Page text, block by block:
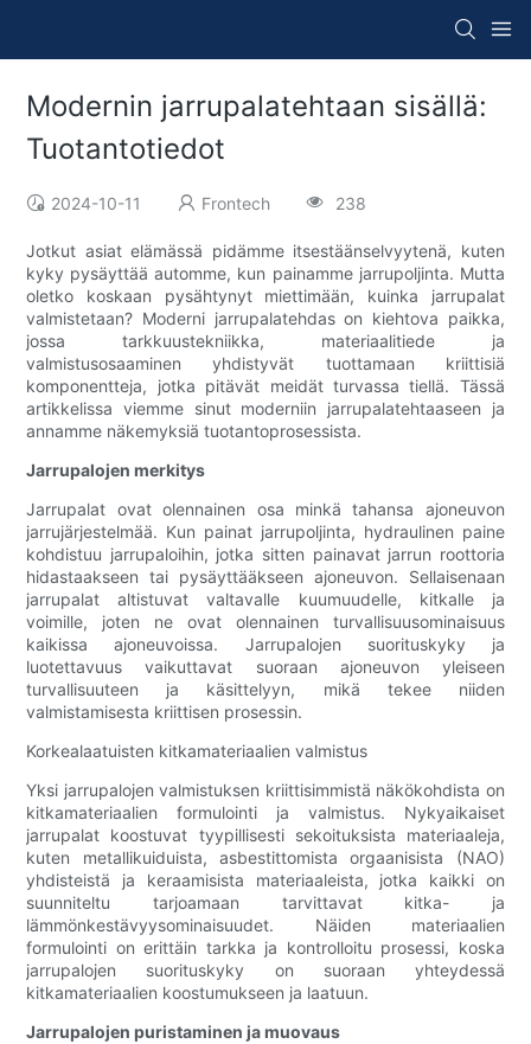
Modernin jarrupalatehtaan sisällä:
Tuotantotiedot
2024-10-11 Frontech 238
Jotkut asiat elämässä pidämme itsestäänselvyytenä, kuten
kyky pysäyttää automme, kun painamme jarrupoljinta. Mutta
oletko koskaan pysähtynyt miettimään, kuinka jarrupalat
valmistetaan? Moderni jarrupalatehdas on kiehtova paikka,
jossa tarkkuustekniikka, materiaalitiede ja
valmistusosaaminen yhdistyvät tuottamaan kriittisiä
komponentteja, jotka pitävät meidät turvassa tiellä. Tässä
artikkelissa viemme sinut moderniin jarrupalatehtaaseen ja
annamme näkemyksiä tuotantoprosessista.
Jarrupalojen merkitys
Jarrupalat ovat olennainen osa minkä tahansa ajoneuvon
jarrujärjestelmää. Kun painat jarrupoljinta, hydraulinen paine
kohdistuu jarrupaloihin, jotka sitten painavat jarrun roottoria
hidastaakseen tai pysäyttääkseen ajoneuvon. Sellaisenaan
jarrupalat altistuvat valtavalle kuumuudelle, kitkalle ja
voimille, joten ne ovat olennainen turvallisuusominaisuus
kaikissa ajoneuvoissa. Jarrupalojen suorituskyky ja
luotettavuus vaikuttavat suoraan ajoneuvon yleiseen
turvallisuuteen ja käsittelyyn, mikä tekee niiden
valmistamisesta kriittisen prosessin.
Korkealaatuisten kitkamateriaalien valmistus
Yksi jarrupalojen valmistuksen kriittisimmistä näkökohdista on
kitkamateriaalien formulointi ja valmistus. Nykyaikaiset
jarrupalat koostuvat tyypillisesti sekoituksista materiaaleja,
kuten metallikuiduista, asbestittomista orgaanisista (NAO)
yhdisteistä ja keraamisista materiaaleista, jotka kaikki on
suunniteltu tarjoamaan tarvittavat kitka- ja
lämmönkestävyysominaisuudet. Näiden materiaalien
formulointi on erittäin tarkka ja kontrolloitu prosessi, koska
jarrupalojen suorituskyky on suoraan yhteydessä
kitkamateriaalien koostumukseen ja laatuun.
Jarrupalojen puristaminen ja muovaus